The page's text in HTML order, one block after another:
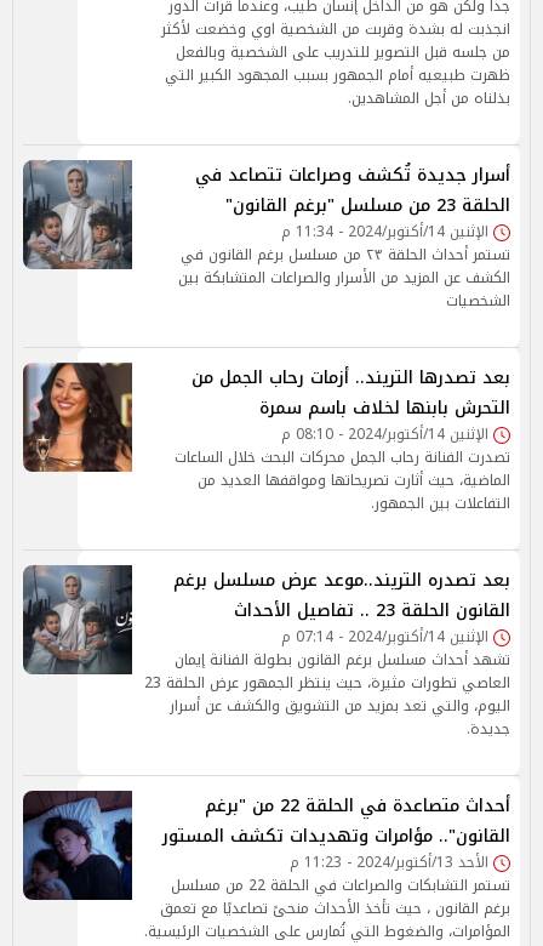
جدا ولكن هو من الداخل إنسان طيب، وعندما قرأت الدور
انجذبت له بشدة وقربت من الشخصية اوي وخضعت لأكثر
من جلسه قبل التصوير للتدريب على الشخصية وبالفعل
ظهرت طبيعيه أمام الجمهور بسبب المجهود الكبير التي
بذلناه من أجل المشاهدين.
أسرار جديدة تُكشف وصراعات تتصاعد في
الحلقة 23 من مسلسل "برغم القانون"
الإثنين 14/أكتوبر/2024 - 11:34 م
تستمر أحداث الحلقة ٢٣ من مسلسل برغم القانون في
الكشف عن المزيد من الأسرار والصراعات المتشابكة بين
الشخصيات
بعد تصدرها التريند.. أزمات رحاب الجمل من
التحرش بابنها لخلاف باسم سمرة
الإثنين 14/أكتوبر/2024 - 08:10 م
تصدرت الفنانة رحاب الجمل محركات البحث خلال الساعات
الماضية، حيث أثارت تصريحاتها ومواقفها العديد من
التفاعلات بين الجمهور.
بعد تصدره التريند..موعد عرض مسلسل برغم
القانون الحلقة 23 .. تفاصيل الأحداث
الإثنين 14/أكتوبر/2024 - 07:14 م
تشهد أحداث مسلسل برغم القانون بطولة الفنانة إيمان
العاصي تطورات مثيرة، حيث ينتظر الجمهور عرض الحلقة 23
اليوم، والتي تعد بمزيد من التشويق والكشف عن أسرار
جديدة.
أحداث متصاعدة في الحلقة 22 من "برغم
القانون".. مؤامرات وتهديدات تكشف المستور
الأحد 13/أكتوبر/2024 - 11:23 م
تستمر التشابكات والصراعات في الحلقة 22 من مسلسل
برغم القانون ، حيث تأخذ الأحداث منحىً تصاعديًا مع تعمق
المؤامرات، والضغوط التي تُمارس على الشخصيات الرئيسية.